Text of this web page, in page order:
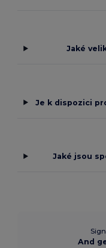
Jaké
Je k dispozici
Jaké jsou
And